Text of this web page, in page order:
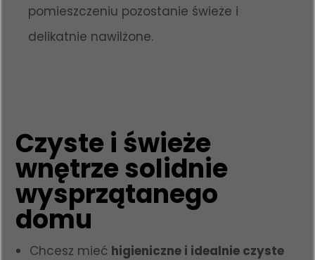
pomieszczeniu pozostanie świeże i
delikatnie nawilżone.
Czyste i świeże
wnętrze solidnie
wysprzątanego
domu
Chcesz mieć higieniczne i idealnie czyste